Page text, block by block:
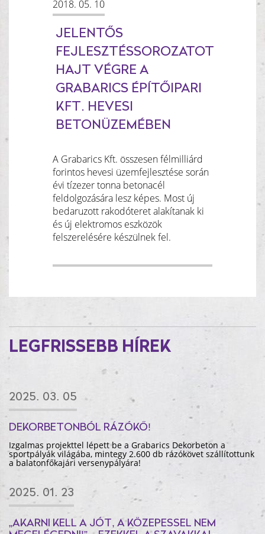
2018. 05. 10
JELENTŐS
FEJLESZTÉSSOROZATOT
HAJT VÉGRE A
GRABARICS ÉPÍTŐIPARI
KFT. HEVESI
BETONÜZEMÉBEN
A Grabarics Kft. összesen félmilliárd
forintos hevesi üzemfejlesztése során
évi tízezer tonna betonacél
feldolgozására lesz képes. Most új
bedaruzott rakodóteret alakítanak ki
és új elektromos eszközök
felszerelésére készülnek fel.
LEGFRISSEBB HÍREK
2025. 03. 05
DEKORBETONBÓL RÁZÓKŐ!
Izgalmas projekttel lépett be a Grabarics Dekorbeton a
sportpályák világába, mintegy 2.600 db rázókövet szállítottunk
a balatonfőkajári versenypályára!
2025. 01. 23
„AKARNI KELL A JÓT, A KÖZEPESSEL NEM